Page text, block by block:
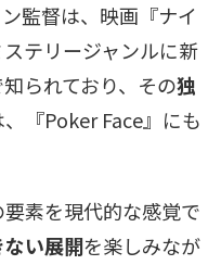
監督は、映画『ナイ
テリージャンルに新
られており、その独
、『Poker Face』にも
素を現代的な感覚で
い展開を楽しみなが